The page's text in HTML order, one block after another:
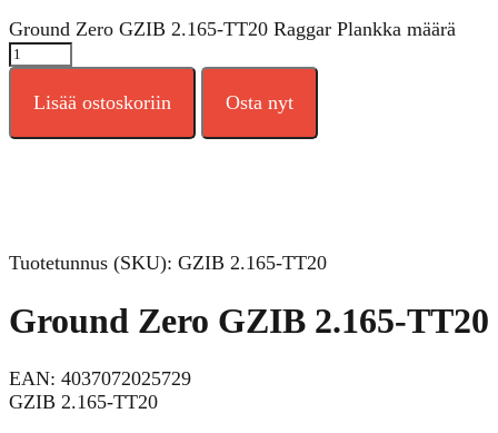
Ground Zero GZIB 2.165-TT20 Raggar Plankka määrä
Lisää ostoskoriin Osta nyt
Tuotetunnus (SKU): GZIB 2.165-TT20
Ground Zero GZIB 2.165-TT20
EAN: 4037072025729
GZIB 2.165-TT20